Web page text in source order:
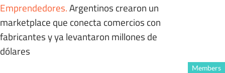
Emprendedores.Argentinos crearon un
marketplace que conecta comercios con
fabricantes y ya levantaron millones de
dólares
Members